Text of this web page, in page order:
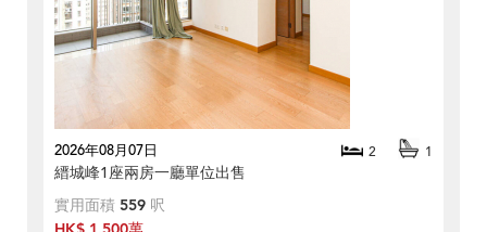
2026年08月07日 2 1
縉城峰1座兩房一廳單位出售
實用面積 559 呎